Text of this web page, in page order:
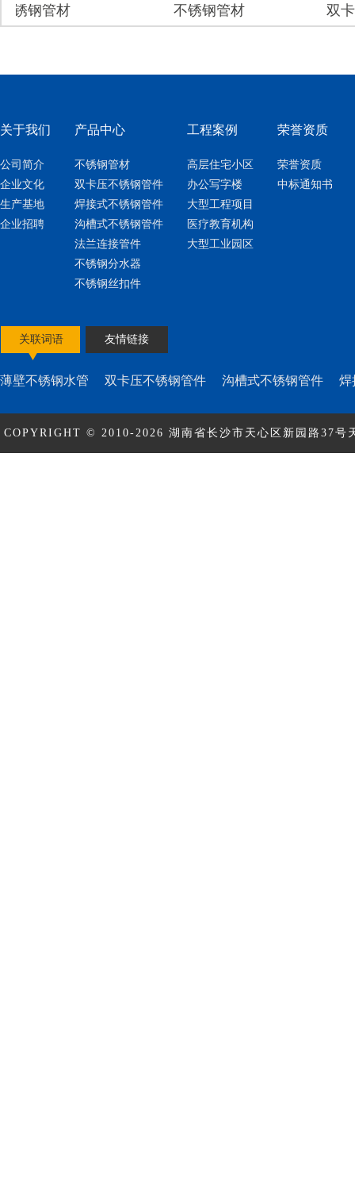
钢管材 不锈钢管材 双卡
关于我们
公司简介
企业文化
生产基地
企业招聘
产品中心
不锈钢管材
双卡压不锈钢管件
焊接式不锈钢管件
沟槽式不锈钢管件
法兰连接管件
不锈钢分水器
不锈钢丝扣件
工程案例
高层住宅小区
办公写字楼
大型工程项目
医疗教育机构
大型工业园区
荣誉资质
荣誉资质
中标通知书
关联词语 友情链接
薄壁不锈钢水管 双卡压不锈钢管件 沟槽式不锈钢管件 焊
COPYRIGHT © 2010-2026 湖南省长沙市天心区新园路37